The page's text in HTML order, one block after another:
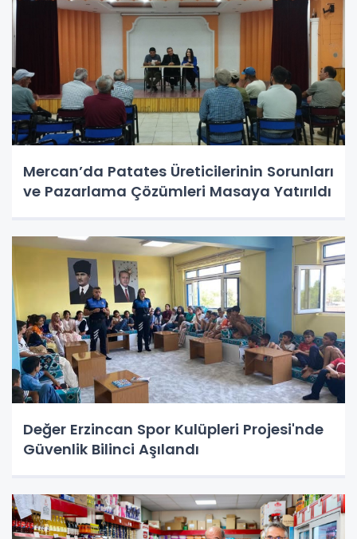
Mercan’da Patates Üreticilerinin Sorunları
ve Pazarlama Çözümleri Masaya Yatırıldı
Değer Erzincan Spor Kulüpleri Projesi'nde
Güvenlik Bilinci Aşılandı